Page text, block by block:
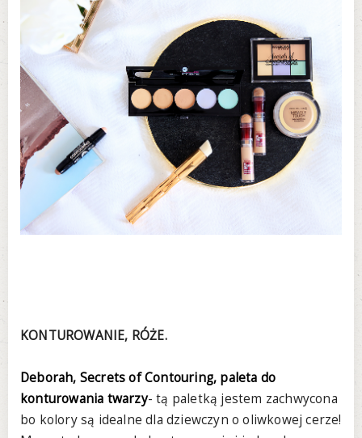
KONTUROWANIE, RÓŻE.
Deborah, Secrets of Contouring, paleta do
konturowania twarzy- tą paletką jestem zachwycona
bo kolory są idealne dla dziewczyn o oliwkowej cerze!